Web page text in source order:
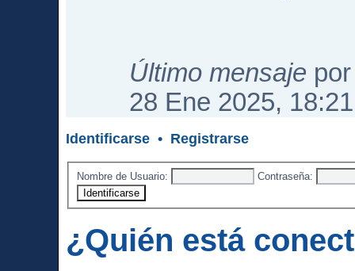
Último mensaje
28 Ene 2025, 18:21
Identificarse • Registrarse
Nombre de Usuario: Contraseña:
¿Quién está